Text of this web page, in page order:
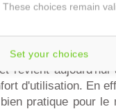
l'appareil Lidl de
sous vide Lidl
existe en blanc
revient
d'utilisation. En
pratique pour
These choices remain
Set your choices